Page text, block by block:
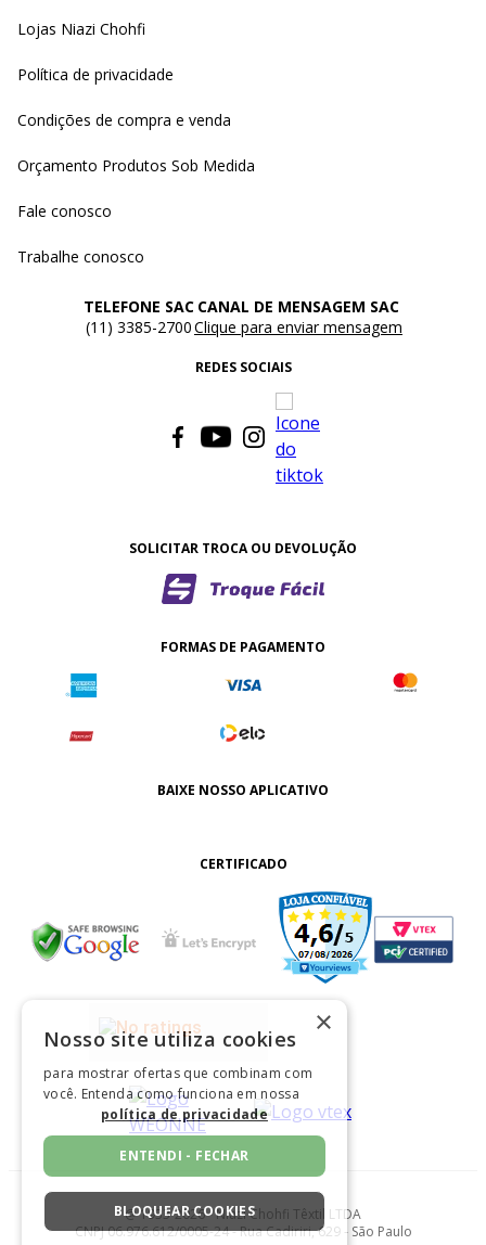
Lojas Niazi Chohfi
Política de privacidade
Condições de compra e venda
Orçamento Produtos Sob Medida
Fale conosco
Trabalhe conosco
TELEFONE SAC
(11) 3385-2700
CANAL DE MENSAGEM SAC
Clique para enviar mensagem
REDES SOCIAIS
SOLICITAR TROCA OU DEVOLUÇÃO
FORMAS DE PAGAMENTO
BAIXE NOSSO APLICATIVO
CERTIFICADO
@ 1933-2026 - Niazi Chohfi Têxtil LTDA
CNPJ 06.976.612/0005-24 - Rua Cadiriri, 629 - São Paulo
×
Nosso site utiliza cookies
para mostrar ofertas que combinam com
você. Entenda como funciona em nossa
política de privacidade
ENTENDI - FECHAR
BLOQUEAR COOKIES